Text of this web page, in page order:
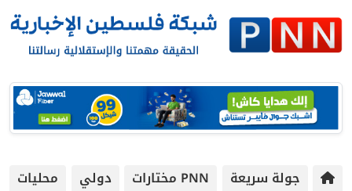
جولة سريعة PNN مختارات دولي
محليات